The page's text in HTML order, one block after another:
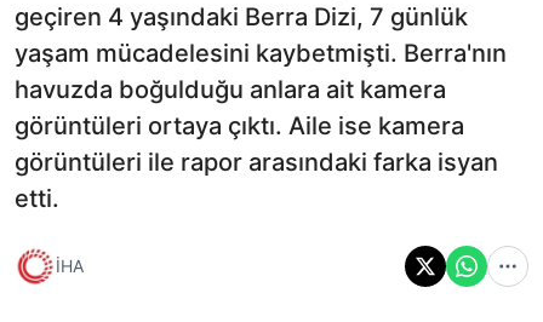
geçiren 4 yaşındaki Berra Dizi, 7 günlük
yaşam mücadelesini kaybetmişti. Berra'nın
havuzda boğulduğu anlara ait kamera
görüntüleri ortaya çıktı. Aile ise kamera
görüntüleri ile rapor arasındaki farka isyan
etti.
İHA